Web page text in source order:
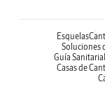
Esquelas
Soluciones
Guía Sanitaria
Casas de